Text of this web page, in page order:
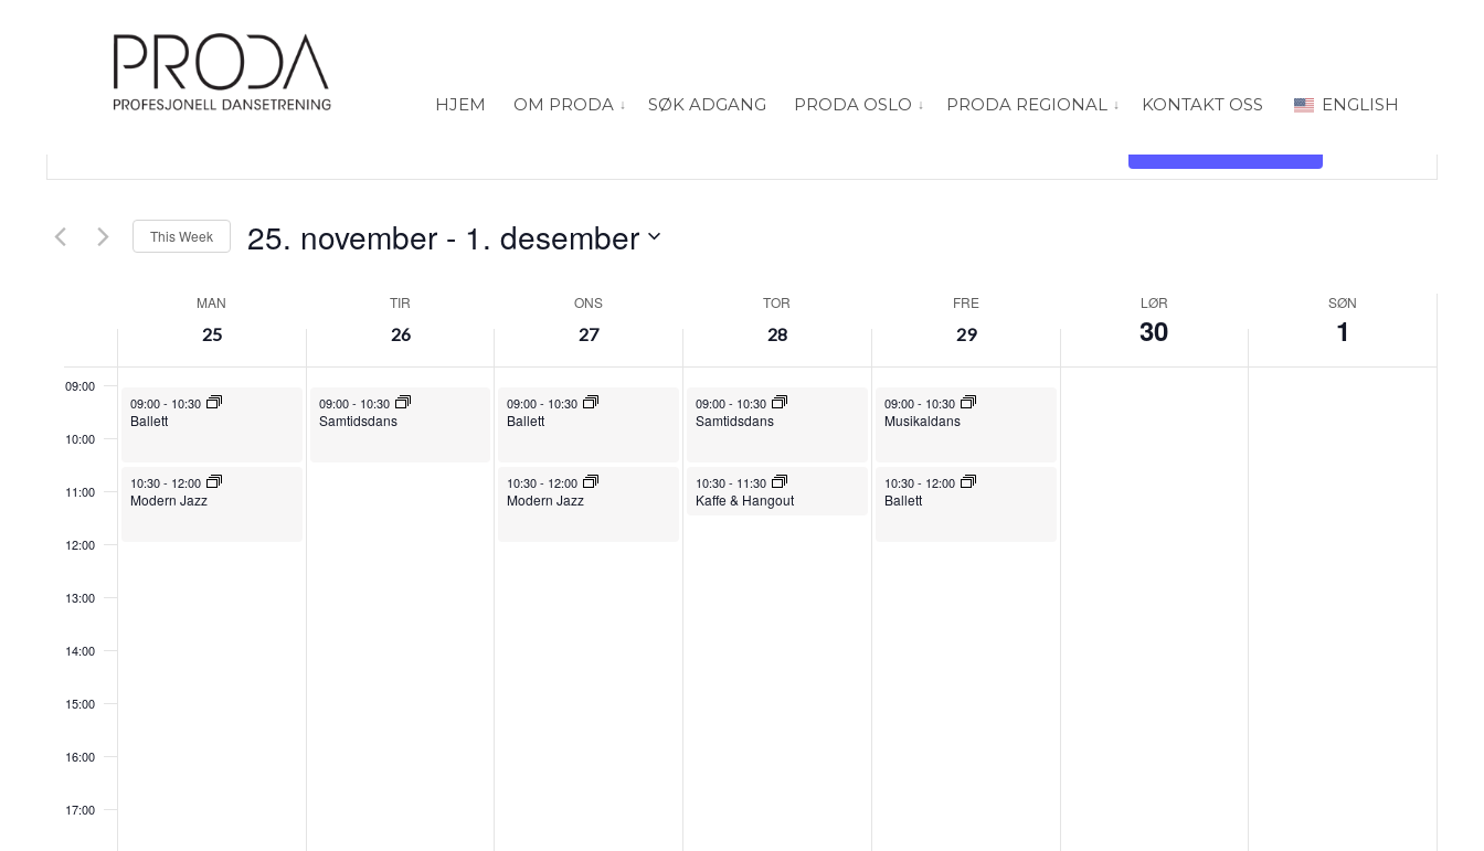
HJEM
OM PRODA vis submeny for “Om PRODA”
SØK ADGANG PRODA OSLO vis submeny for “PRODA Oslo”
PRODA REGIONAL vis submeny for “PRODA Regional”
KONTAKT OSS
ENGLISH
Search
Views
Søk
Arrangementer.
This Week 25. november - 1. desember
Arrangementer
MAN
25
TIR
26
ONS
27
TOR
28
FRE
29
LØR
30
SØN
1
06:00
09:00
10:00
11:00
12:00
13:00
14:00
15:00
16:00
17:00
November 25, 2024
09:00- 10:30
Ballett
November 25, 2024
10:30- 12:00
Modern Jazz
November 26, 2024
09:00- 10:30
Samtidsdans
November 27, 2024
09:00- 10:30
Ballett
November 27, 2024
10:30- 12:00
Modern Jazz
November 28, 2024
09:00- 10:30
Samtidsdans
November 28, 2024
10:30- 11:30
Kaffe & Hangout
November 29, 2024
09:00- 10:30
Musikaldans
November 29, 2024
10:30- 12:00
Ballett